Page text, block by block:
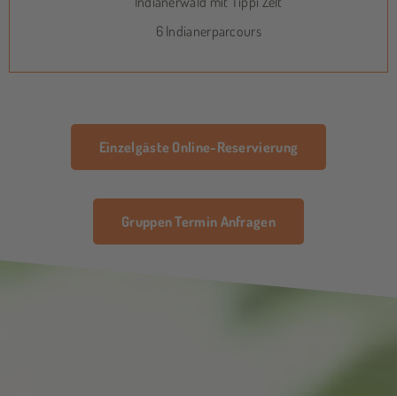
6 Indianerparcours
Einzelgäste Online-Reservierung
Gruppen Termin Anfragen